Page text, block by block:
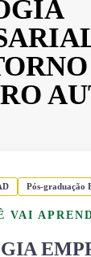
Pós-graduação
VAI